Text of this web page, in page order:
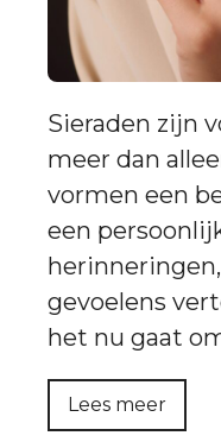
Sieraden zijn
meer dan
vormen een
een
gevoelens
het nu gaat
Lees meer